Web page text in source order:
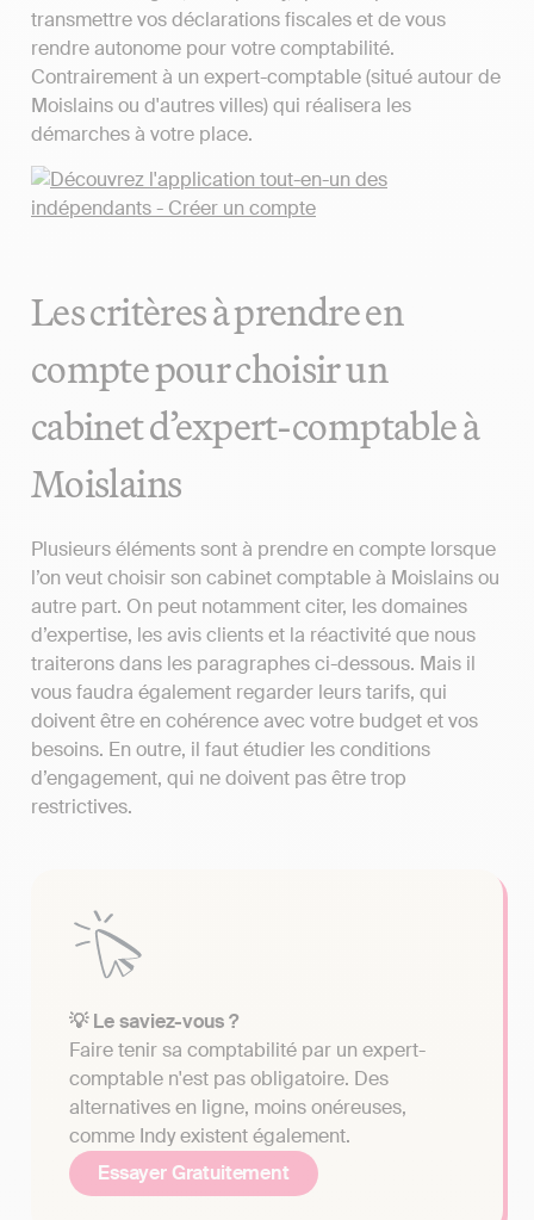
transmettre vos déclarations fiscales et de vous
rendre autonome pour votre comptabilité.
Contrairement à un expert-comptable (situé autour de
Moislains ou d'autres villes) qui réalisera les
démarches à votre place.
Les critères à prendre en
compte pour choisir un
cabinet d’expert-comptable à
Moislains
Plusieurs éléments sont à prendre en compte lorsque
l’on veut choisir son cabinet comptable à Moislains ou
autre part. On peut notamment citer, les domaines
d’expertise, les avis clients et la réactivité que nous
traiterons dans les paragraphes ci-dessous. Mais il
vous faudra également regarder leurs tarifs, qui
doivent être en cohérence avec votre budget et vos
besoins. En outre, il faut étudier les conditions
d’engagement, qui ne doivent pas être trop
restrictives.
💡 Le saviez-vous ?
Faire tenir sa comptabilité par un expert-
comptable n'est pas obligatoire. Des
alternatives en ligne, moins onéreuses,
comme Indy existent également.
Essayer Gratuitement